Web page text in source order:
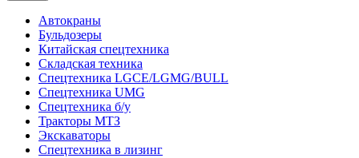
Автокраны
Бульдозеры
Китайская спецтехника
Складская техника
Спецтехника LGCE/LGMG/BULL
Спецтехника UMG
Спецтехника б/у
Тракторы МТЗ
Экскаваторы
Спецтехника в лизинг